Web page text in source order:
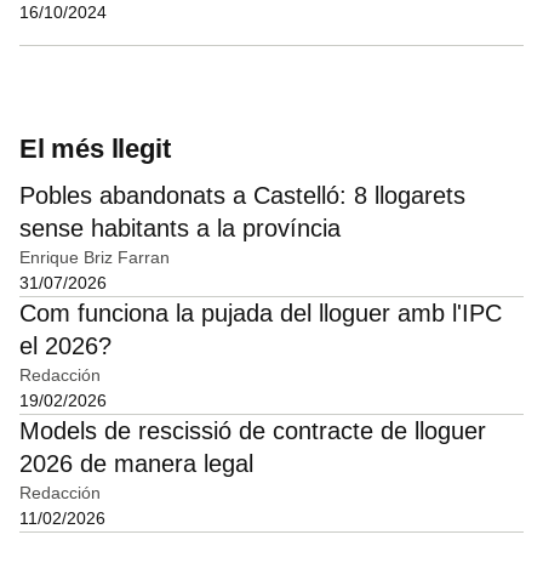
16/10/2024
El més llegit
Pobles abandonats a Castelló: 8 llogarets
sense habitants a la província
Enrique Briz Farran
31/07/2026
Com funciona la pujada del lloguer amb l'IPC
el 2026?
Redacción
19/02/2026
Models de rescissió de contracte de lloguer
2026 de manera legal
Redacción
11/02/2026